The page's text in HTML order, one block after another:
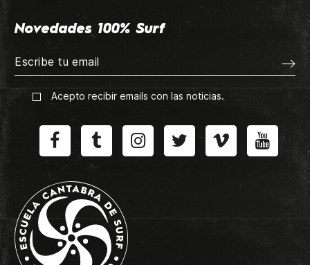
Novedades 100% Surf
Acepto recibir emails con las noticias.